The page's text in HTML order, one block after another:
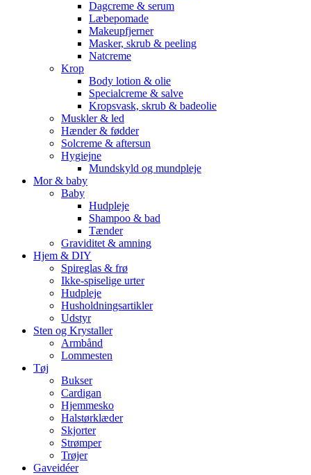
Dagcreme & serum
Læbepomade
Makeupfjerner
Masker, skrub & peeling
Natcreme
Krop
Body lotion & olie
Specialcreme & salve
Kropsvask, skrub & badeolie
Muskler & led
Hænder & fødder
Solcreme & aftersun
Hygiejne
Mundskyld og mundpleje
Mor & baby
Baby
Hudpleje
Shampoo & bad
Tænder
Graviditet & amning
Hjem & DIY
Spireglas & frø
Ikke-spiselige urter
Hudpleje
Husholdningsartikler
Udstyr
Sten og Krystaller
Armbånd
Lommesten
Tøj
Bukser
Cardigan
Hjemmesko
Halstørklæder
Skjorter
Strømper
Trøjer
Gaveidéer